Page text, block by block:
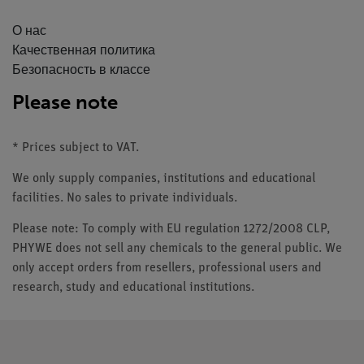
О нас
Качественная политика
Безопасность в классе
Please note
* Prices subject to VAT.
We only supply companies, institutions and educational
facilities. No sales to private individuals.
Please note: To comply with EU regulation 1272/2008 CLP,
PHYWE does not sell any chemicals to the general public. We
only accept orders from resellers, professional users and
research, study and educational institutions.